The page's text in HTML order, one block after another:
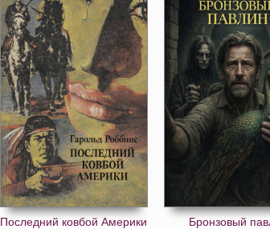
Последний ковбой Америки Бронзовый